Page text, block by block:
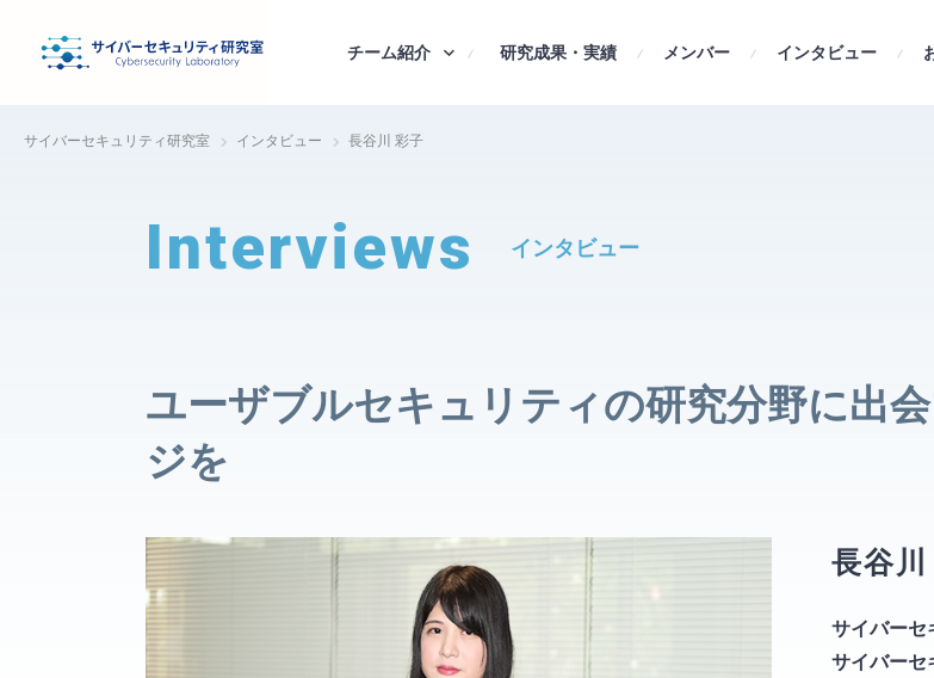
研究チーム 解析チーム 開発
チーム紹介 研究成果・実績 メンバー インタビュー
サイバーセキュリティ研究室 インタビュー 長谷川 彩子
Interviews インタビュー
ユーザブルセキュリティの研究分野に出
ジを
長谷
サイバーセ
サイバー